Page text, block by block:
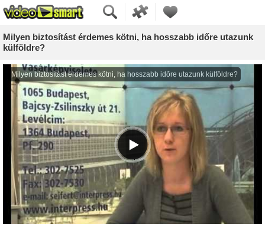
Milyen biztosítást érdemes kötni, ha hosszabb időre utazunk
külföldre?